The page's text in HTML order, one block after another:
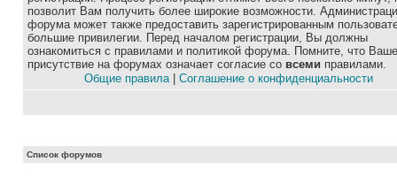
позволит Вам получить более широкие возможности.
форума может также предоставить зарегистрированным
большие привилегии. Перед началом регистрации, Вы должны
ознакомиться с правилами и политикой форума. Помните, что Ваше
присутствие на форумах означает согласие со всеми правилами.
Общие правила| Соглашение о конфиденциальности
Список форумов